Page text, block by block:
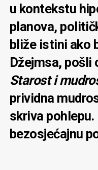
u kontekstu
planova,
bliže istini ako
Džejmsa, pošli
Starost i
prividna
skriva
bezosjećajnu